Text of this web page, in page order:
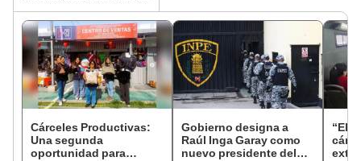
Cárceles Productivas:
Una segunda
oportunidad para
Gobierno designa a
Raúl Inga Garay como
nuevo presidente del
“El